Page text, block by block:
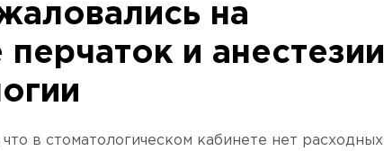
на
перчаток и анестезии
в стоматологическом кабинете нет расходных